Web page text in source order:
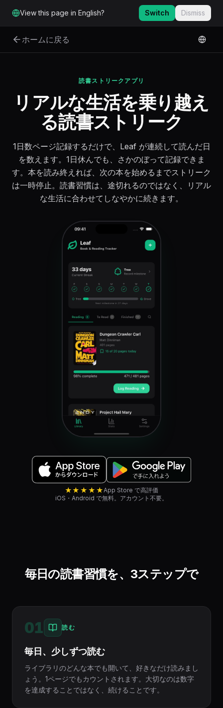
View this page in English? Switch Dismiss
ホームに戻る
読書ストリークアプリ
リアルな生活を乗り越え
る読書ストリーク
1日数ページ記録するだけで、Leaf が連続して読んだ日
を数えます。1日休んでも、さかのぼって記録できま
す。本を読み終えれば、次の本を始めるまでストリーク
は一時停止。読書習慣は、途切れるのではなく、リアル
な生活に合わせてしなやかに続きます。
★★★★★App Store で高評価
iOS・Android で無料。アカウント不要。
毎日の読書習慣を、3ステップで
01 読む
毎日、少しずつ読む
ライブラリのどんな本でも開いて、好きなだけ読みまし
ょう。1ページでもカウントされます。大切なのは数字
を達成することではなく、続けることです。